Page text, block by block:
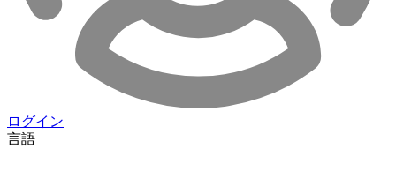
ログイン
言語